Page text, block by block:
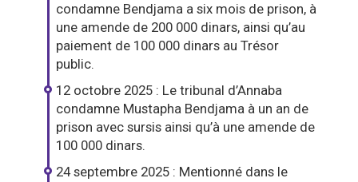
condamne Bendjama a six mois de prison, à
une amende de 200 000 dinars, ainsi qu’au
paiement de 100 000 dinars au Trésor
public.
12 octobre 2025 : Le tribunal d’Annaba
condamne Mustapha Bendjama à un an de
prison avec sursis ainsi qu’à une amende de
100 000 dinars.
24 septembre 2025 : Mentionné dans le